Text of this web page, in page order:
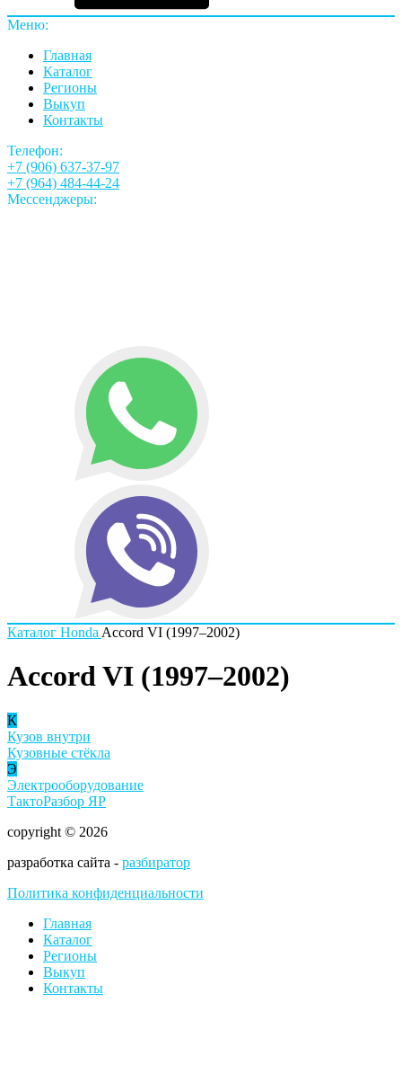
Меню:
Главная
Каталог
Регионы
Выкуп
Контакты
Телефон:
+7 (906) 637-37-97
+7 (964) 484-44-24
Мессенджеры:
Каталог Honda Accord VI (1997–2002)
Accord VI (1997–2002)
К
Кузов внутри
Кузовные стёкла
Э
Электрооборудование
ТактоРазбор ЯР
copyright © 2026
разработка сайта - разбиратор
Политика конфиденциальности
Главная
Каталог
Регионы
Выкуп
Контакты